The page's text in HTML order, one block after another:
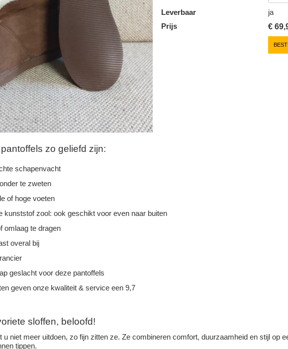
Leverbaar
ja
Prijs
€
zo geliefd zijn:
schapenvacht
te zweten
of hoge voeten
kunststof zool: ook geschikt voor even naar buiten
omlaag te dragen
overal bij
geslacht voor deze pantoffels
geven onze kwaliteit & service een 9,7
sloffen, beloofd!
u niet meer uitdoen, zo fijn zitten ze. Ze combineren comfort, duurzaamheid en stijl op
tippen.